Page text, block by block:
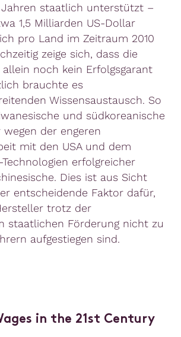
Jahren staatlich unterstützt –
1,5 Milliarden US-Dollar
pro Land im Zeitraum 2010
zeige sich, dass die
noch kein Erfolgsgarant
brauchte es
Wissensaustausch. So
und südkoreanische
der engeren
mit den USA und dem
Technologien erfolgreicher
Dies ist aus Sicht
entscheidende Faktor dafür,
trotz der
staatlichen Förderung nicht zu
aufgestiegen sind.
in the 21st Century